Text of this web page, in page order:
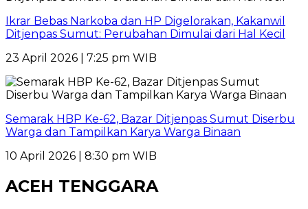
Ikrar Bebas Narkoba dan HP Digelorakan, Kakanwil
Ditjenpas Sumut: Perubahan Dimulai dari Hal Kecil
23 April 2026 | 7:25 pm WIB
Semarak HBP Ke-62, Bazar Ditjenpas Sumut Diserbu
Warga dan Tampilkan Karya Warga Binaan
10 April 2026 | 8:30 pm WIB
ACEH TENGGARA